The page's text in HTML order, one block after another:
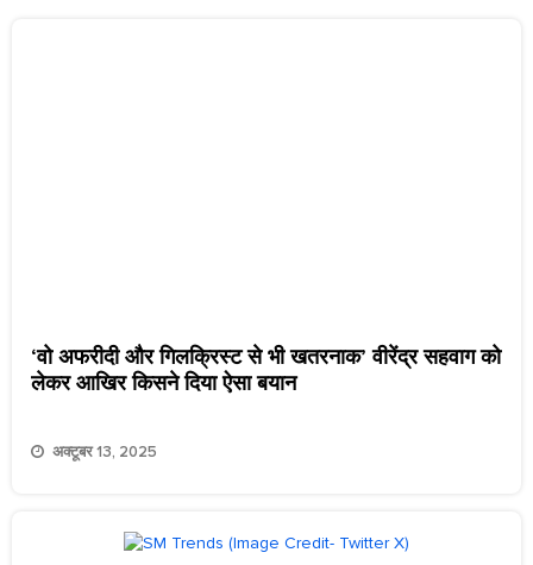
‘वो अफरीदी और गिलक्रिस्ट से भी खतरनाक’ वीरेंद्र सहवाग को
लेकर आखिर किसने दिया ऐसा बयान
अक्टूबर 13, 2025